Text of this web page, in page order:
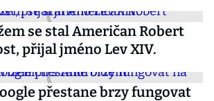
se stal Američan Robert
přijal jméno Lev XIV.
přestane brzy fungovat